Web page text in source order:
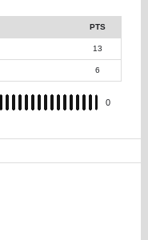
PTS
13
6
0